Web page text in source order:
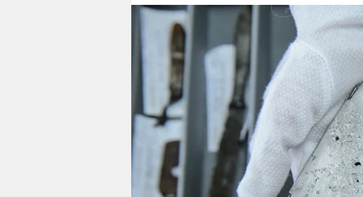
berlin
nord
wahrheit
verlag
verlag